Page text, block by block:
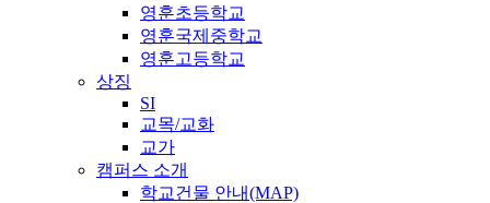
영훈초등학교
영훈국제중학교
영훈고등학교
상징
SI
교목/교화
교가
캠퍼스 소개
학교건물 안내(MAP)